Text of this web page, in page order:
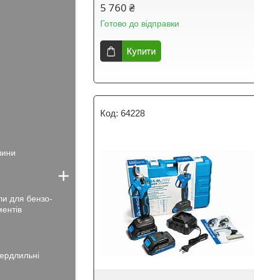
5 760 ₴
Готово до відправки
Купити
64228
для бензо-